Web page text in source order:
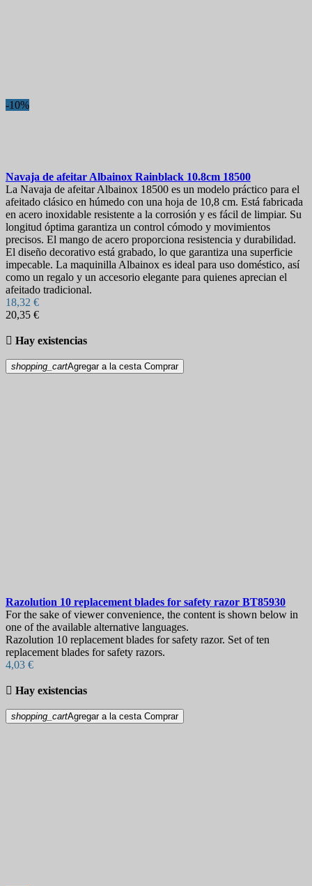
-10%
Navaja de afeitar Albainox Rainblack 10.8cm 18500
La Navaja de afeitar Albainox 18500 es un modelo práctico para el
afeitado clásico en húmedo con una hoja de 10,8 cm. Está fabricada
en acero inoxidable resistente a la corrosión y es fácil de limpiar. Su
longitud óptima garantiza un control cómodo y movimientos
precisos. El mango de acero proporciona resistencia y durabilidad.
El diseño decorativo está grabado, lo que garantiza una superficie
impecable. La maquinilla Albainox es ideal para uso doméstico, así
como un regalo y un accesorio elegante para quienes aprecian el
afeitado tradicional.
18,32 €
20,35 €
 Hay existencias
shopping_cartAgregar a la cesta Comprar
Razolution 10 replacement blades for safety razor BT85930
For the sake of viewer convenience, the content is shown below in
one of the available alternative languages.
Razolution 10 replacement blades for safety razor. Set of ten
replacement blades for safety razors.
4,03 €
 Hay existencias
shopping_cartAgregar a la cesta Comprar